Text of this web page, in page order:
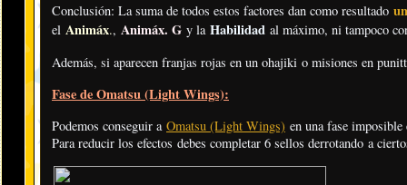
Conclusión: La suma de todos estos factores dan como resultado
el Animáx., Animáx. G y la Habilidad al máximo, ni tampoco
Además, si aparecen franjas rojas en un ohajiki o misiones en
Fase de Omatsu (Light Wings):
Podemos conseguir a Omatsu (Light Wings) en una fase
Para reducir los efectos debes completar 6 sellos derrotando a